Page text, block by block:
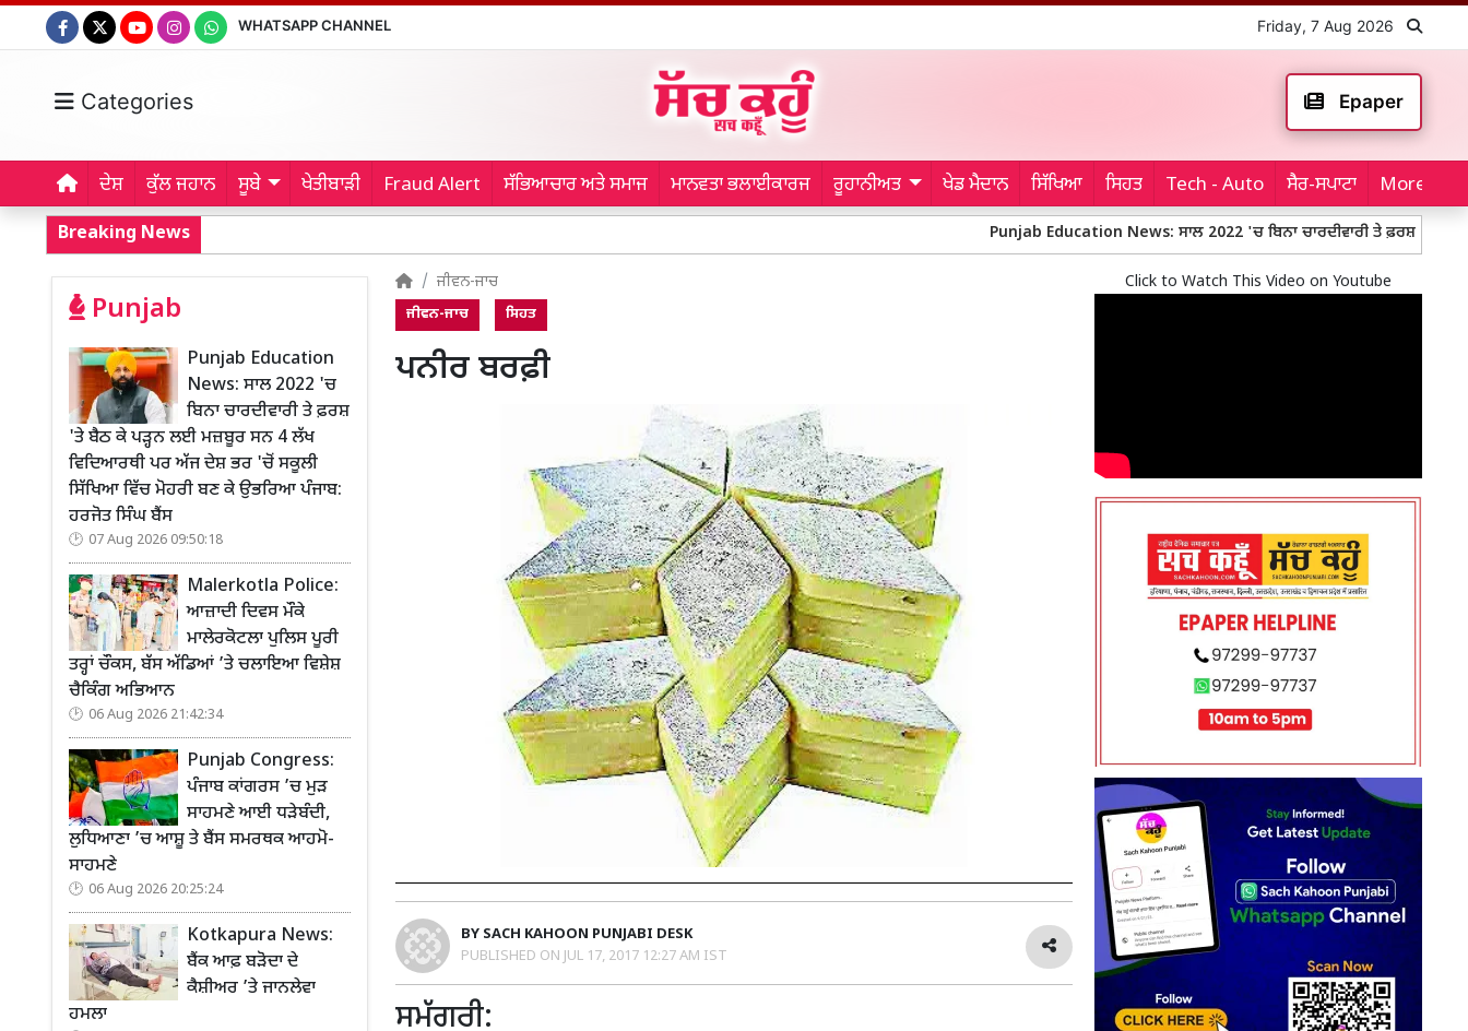
WHATSAPP CHANNEL Friday, 7 Aug 2026
Categories Epaper
ਦੇਸ਼ ਕੁੱਲ ਜਹਾਨ ਸੂਬੇ ਖੇਤੀਬਾੜੀ Fraud Alert ਸੱਭਿਆਚਾਰ ਅਤੇ ਸਮਾਜ ਮਾਨਵਤਾ ਭਲਾਈਕਾਰਜ ਰੂਹਾਨੀਅਤ ਖੇਡ ਮੈਦਾਨ ਸਿੱਖਿਆ ਸਿਹਤ Tech - Auto ਸੈਰ-ਸਪਾਟਾ More...
Breaking News Punjab Education News: ਸਾਲ 2022 'ਚ ਬਿਨਾ ਚਾਰਦੀਵਾਰੀ ਤੇ ਫ਼ਰਸ਼ 'ਤੇ ਬੈਠ ਕੇ
Punjab
Punjab Education
News: ਸਾਲ 2022 'ਚ
ਬਿਨਾ ਚਾਰਦੀਵਾਰੀ ਤੇ ਫ਼ਰਸ਼
'ਤੇ ਬੈਠ ਕੇ ਪੜ੍ਹਨ ਲਈ ਮਜ਼ਬੂਰ ਸਨ 4 ਲੱਖ
ਵਿਦਿਆਰਥੀ ਪਰ ਅੱਜ ਦੇਸ਼ ਭਰ 'ਚੋਂ ਸਕੂਲੀ
ਸਿੱਖਿਆ ਵਿੱਚ ਮੋਹਰੀ ਬਣ ਕੇ ਉਭਰਿਆ ਪੰਜਾਬ:
ਹਰਜੋਤ ਸਿੰਘ ਬੈਂਸ
07 Aug 2026 09:50:18
Malerkotla Police:
ਆਜ਼ਾਦੀ ਦਿਵਸ ਮੌਕੇ
ਮਾਲੇਰਕੋਟਲਾ ਪੁਲਿਸ ਪੂਰੀ
ਤਰ੍ਹਾਂ ਚੌਕਸ, ਬੱਸ ਅੱਡਿਆਂ ’ਤੇ ਚਲਾਇਆ ਵਿਸ਼ੇਸ਼
ਚੈਕਿੰਗ ਅਭਿਆਨ
06 Aug 2026 21:42:34
Punjab Congress:
ਪੰਜਾਬ ਕਾਂਗਰਸ ’ਚ ਮੁੜ
ਸਾਹਮਣੇ ਆਈ ਧੜੇਬੰਦੀ,
ਲੁਧਿਆਣਾ ’ਚ ਆਸ਼ੂ ਤੇ ਬੈਂਸ ਸਮਰਥਕ ਆਹਮੋ-
ਸਾਹਮਣੇ
06 Aug 2026 20:25:24
Kotkapura News:
ਬੈਂਕ ਆਫ਼ ਬੜੋਦਾ ਦੇ
ਕੈਸ਼ੀਅਰ ’ਤੇ ਜਾਨਲੇਵਾ
ਹਮਲਾ
ਜੀਵਨ-ਜਾਚ
ਜੀਵਨ-ਜਾਚ ਸਿਹਤ
ਪਨੀਰ ਬਰਫ਼ੀ
BY SACH KAHOON PUNJABI DESK
PUBLISHED ON JUL 17, 2017 12:27 AM IST
ਸਮੱਗਰੀ:
Click to Watch This Video on Youtube